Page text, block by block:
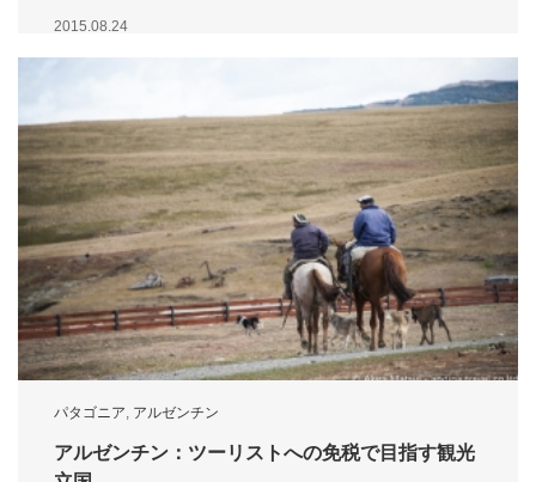
2015.08.24
パタゴニア, アルゼンチン
アルゼンチン：ツーリストへの免税で目指す観光